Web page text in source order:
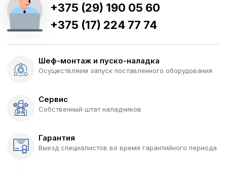
+375 (29) 190 05 60
+375 (17) 224 77 74
Шеф-монтаж и пуско-наладка
Осуществляем запуск поставленного оборудования
Сервис
Собственный штат наладчиков
Гарантия
Выезд специалистов во время гарантийного периода